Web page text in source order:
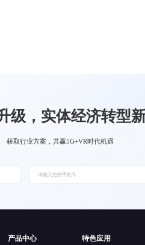
级，实体经济转型
获取行业方案，共赢5G+VR时代机遇
产品中心 特色应用